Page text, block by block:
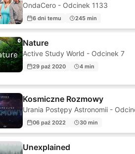
OndaCero - Odcinek 1133
6 dni temu 245 min
Nature
Active Study World - Odcinek 7
29 paź 2020 4 min
Kosmiczne Rozmowy
Urania Postępy Astronomii -
06 paź 2022 30 min
Unexplained